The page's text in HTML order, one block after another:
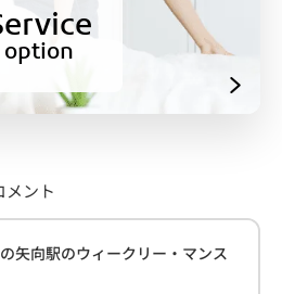
option
メント
矢向駅のウィークリー・マンス